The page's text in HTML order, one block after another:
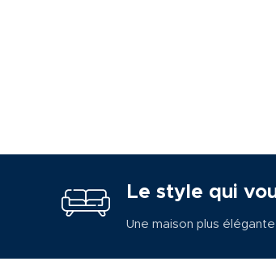
Le style qui
Une maison plus